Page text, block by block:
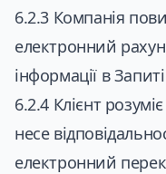
6.2.3 Компанія
електронний
інформації в
6.2.4 Клієнт
несе
електронний